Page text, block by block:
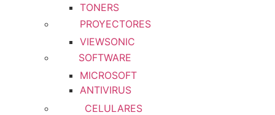
TONERS
PROYECTORES
VIEWSONIC
SOFTWARE
MICROSOFT
ANTIVIRUS
CELULARES